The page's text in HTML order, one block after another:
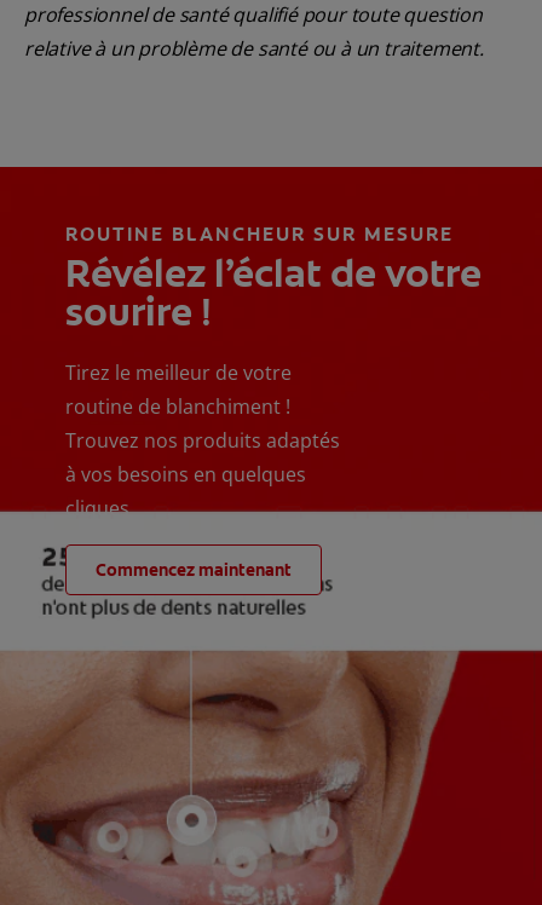
professionnel de santé qualifié pour toute question
relative à un problème de santé ou à un traitement.
ROUTINE BLANCHEUR SUR MESURE
Révélez l’éclat de votre
sourire !
Tirez le meilleur de votre
routine de blanchiment !
Trouvez nos produits adaptés
à vos besoins en quelques
cliques
Commencez maintenant